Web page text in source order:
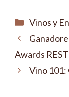
Vinos y
Awards
Vino